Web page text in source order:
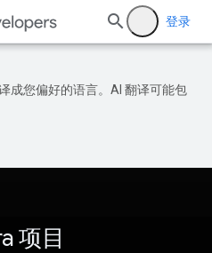
登录
成您偏好的语言。AI 翻译可能包
项目